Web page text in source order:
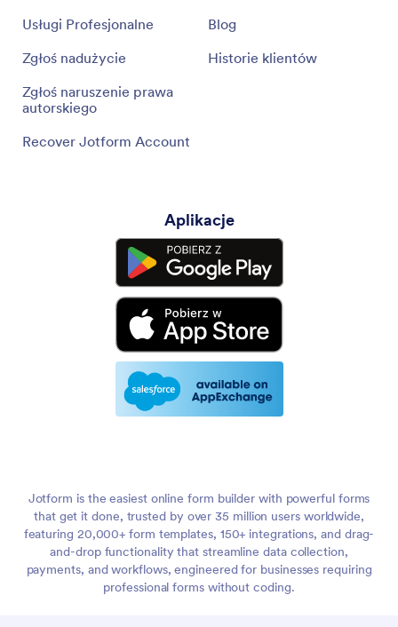
Usługi Profesjonalne
Zgłoś nadużycie
Zgłoś naruszenie prawa
autorskiego
Recover Jotform Account
Blog
Historie klientów
Aplikacje
Jotform is the easiest online form builder with powerful forms
that get it done, trusted by over 35 million users worldwide,
featuring 20,000+ form templates, 150+ integrations, and drag-
and-drop functionality that streamline data collection,
payments, and workflows, engineered for businesses requiring
professional forms without coding.